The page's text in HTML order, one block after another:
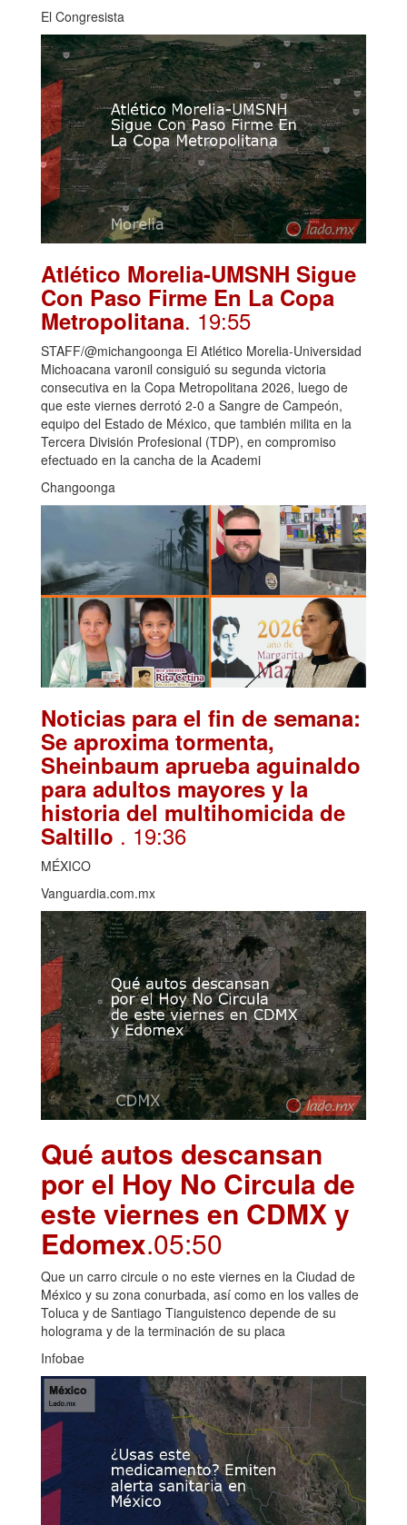
El Congresista
Atlético Morelia-UMSNH Sigue
Con Paso Firme En La Copa
Metropolitana. 19:55
STAFF/@michangoonga El Atlético Morelia-Universidad
Michoacana varonil consiguió su segunda victoria
consecutiva en la Copa Metropolitana 2026, luego de
que este viernes derrotó 2-0 a Sangre de Campeón,
equipo del Estado de México, que también milita en la
Tercera División Profesional (TDP), en compromiso
efectuado en la cancha de la Academi
Changoonga
Noticias para el fin de semana:
Se aproxima tormenta,
Sheinbaum aprueba aguinaldo
para adultos mayores y la
historia del multihomicida de
Saltillo . 19:36
MÉXICO
Vanguardia.com.mx
Qué autos descansan
por el Hoy No Circula de
este viernes en CDMX y
Edomex.05:50
Que un carro circule o no este viernes en la Ciudad de
México y su zona conurbada, así como en los valles de
Toluca y de Santiago Tianguistenco depende de su
holograma y de la terminación de su placa
Infobae